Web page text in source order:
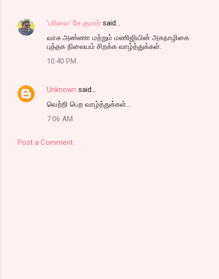
'பரிவை' சே.குமார் said…
வாசு அண்ணா மற்றும் மணிஜியின் அகநாழிகை
புத்தக நிலையம் சிறக்க வாழ்த்துக்கள்.
10:40 PM
Unknown said…
வெற்றி பெற வாழ்த்துக்கள்...
7:06 AM
Post a Comment